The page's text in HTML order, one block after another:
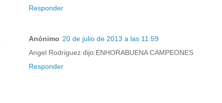
Responder
Anónimo 20 de julio de 2013 a las 11:59
Angel Rodriguez dijo:ENHORABUENA CAMPEONES
Responder